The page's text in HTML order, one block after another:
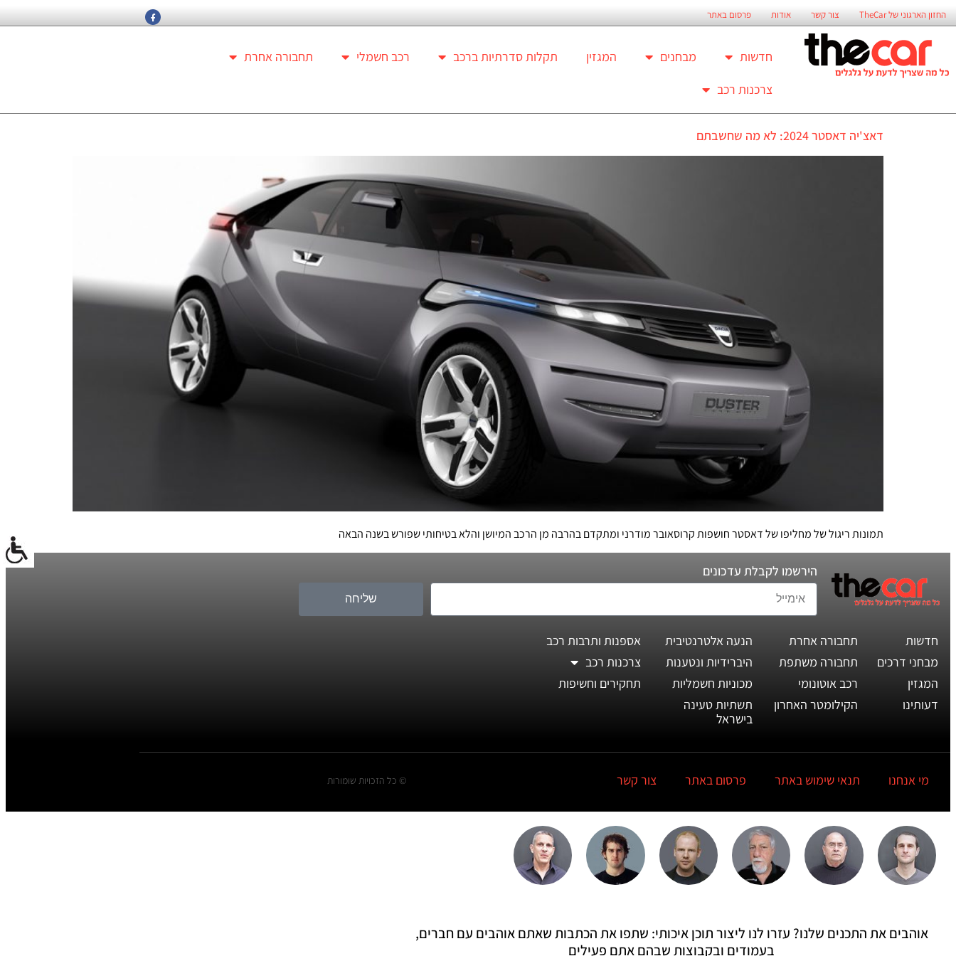
החזון הארגוני של TheCar צור קשר אודות פרסום באתר
חדשות מבחנים המגזין תקלות סדרתיות ברכב רכב חשמלי
תחבורה אחרת
צרכנות רכב
דאצ'יה דאסטר 2024: לא מה שחשבתם
תמונות ריגול של מחליפו של דאסטר חושפות קרוסאובר מודרני ומתקדם בהרבה מן הרכב המיושן והלא בטיחותי שפורש בשנה הבאה
הירשמו לקבלת עדכונים
שליחה
חדשות
מבחני דרכים
המגזין
דעותינו
תחבורה אחרת
תחבורה משתפת
רכב אוטונומי
הקילומטר האחרון
הנעה אלטרנטיבית
היברידיות ונטענות
מכוניות חשמליות
תשתיות טעינה
בישראל
אספנות ותרבות רכב
צרכנות רכב
תחקירים וחשיפות
מי אנחנו תנאי שימוש באתר פרסום באתר צור קשר © כל הזכויות שומורות
אוהבים את התכנים שלנו? עזרו לנו ליצור תוכן איכותי: שתפו את הכתבות שאתם אוהבים עם חברים,
בעמודים ובקבוצות שבהם אתם פעילים